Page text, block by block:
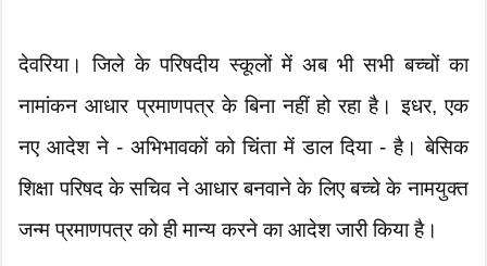
देवरिया। जिले के परिषदीय स्कूलों में अब भी सभी बच्चों का
नामांकन आधार प्रमाणपत्र के बिना नहीं हो रहा है। इधर, एक
नए आदेश ने - अभिभावकों को चिंता में डाल दिया - है। बेसिक
शिक्षा परिषद के सचिव ने आधार बनवाने के लिए बच्चे के नामयुक्त
जन्म प्रमाणपत्र को ही मान्य करने का आदेश जारी किया है।